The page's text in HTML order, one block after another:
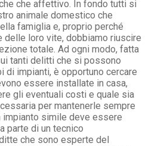
che affettivo. In fondo tutti si
animale domestico che
famiglia e, proprio perché
delle loro vite, dobbiamo riuscire
totale. Ad ogni modo, fatta
tanti delitti che si possono
di impianti, è opportuno cercare
essere installate in casa,
gli eventuali costi e quale sia
per mantenerle sempre
impianto simile deve essere
parte di un tecnico
che sono esperte del